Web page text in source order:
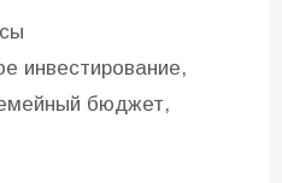
инвестирование,
бюджет,